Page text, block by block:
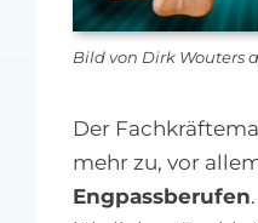
Suche
nach:Bild von Dirk Wouters
Der
mehr zu, vor
Engpassberufen